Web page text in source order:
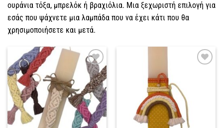
ουράνια τόξα, μπρελόκ ή βραχιόλια. Μια ξεχωριστή επιλογή για
εσάς που ψάχνετε μια λαμπάδα που να έχει κάτι που θα
χρησιμοποιήσετε και μετά.
Πρόσθήκη
στην
λίστα
επιθυμιών